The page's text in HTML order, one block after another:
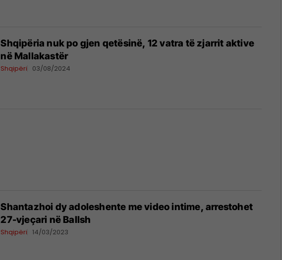
Shqipëria nuk po gjen qetësinë, 12 vatra të zjarrit aktive
në Mallakastër
Shqipëri 03/08/2024
Shantazhoi dy adoleshente me video intime, arrestohet
27-vjeçari në Ballsh
Shqipëri 14/03/2023